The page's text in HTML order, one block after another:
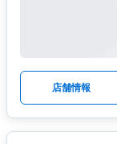
店舗情報